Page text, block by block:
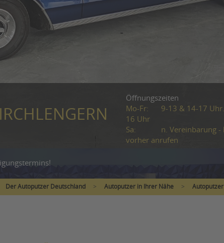
Öffnungszeiten
Mo-Fr:
9-13 & 14-17
16 Uhr
Sa:
n. Vereinbarung -
vorher anrufen
Der Autoputzer Deutschland > Autoputzer in Ihrer Nähe >